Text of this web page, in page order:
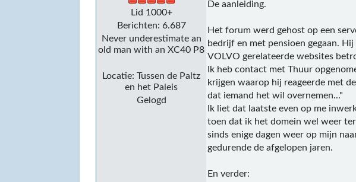
Lid 1000+
Berichten: 6.687
Never underestimate an
old man with an XC40 P8
Locatie: Tussen de Paltz
en het Paleis
Gelogd
De aanleiding.
Het forum werd gehost op een
bedrijf en met pensioen gegaan.
VOLVO gerelateerde websites
Ik heb contact met Thuur
krijgen waarop hij reageerde met
dat iemand het wil overnemen..."
Ik liet dat laatste even op me
toen dat ik het domein wel weer
sinds enige dagen weer op mijn
gedurende de afgelopen jaren.
En verder: